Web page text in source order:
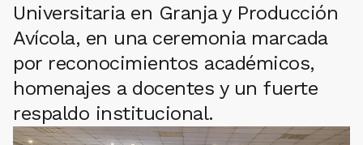
Universitaria en Granja y Producción
Avícola, en una ceremonia marcada
por reconocimientos académicos,
homenajes a docentes y un fuerte
respaldo institucional.